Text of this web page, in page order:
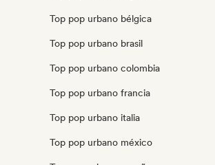
Top pop urbano bélgica
Top pop urbano brasil
Top pop urbano colombia
Top pop urbano francia
Top pop urbano italia
Top pop urbano méxico